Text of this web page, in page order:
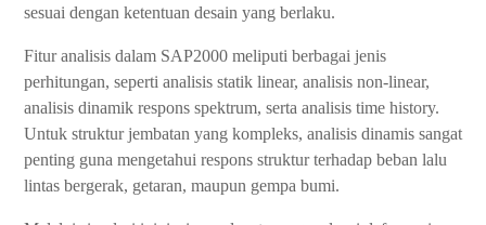
sesuai dengan ketentuan desain yang berlaku.
Fitur analisis dalam SAP2000 meliputi berbagai jenis
perhitungan, seperti analisis statik linear, analisis non-linear,
analisis dinamik respons spektrum, serta analisis time history.
Untuk struktur jembatan yang kompleks, analisis dinamis sangat
penting guna mengetahui respons struktur terhadap beban lalu
lintas bergerak, getaran, maupun gempa bumi.